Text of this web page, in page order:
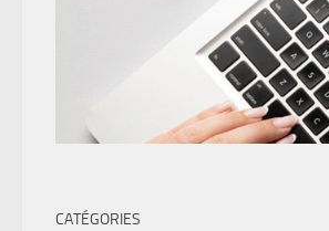
CATÉGORIES